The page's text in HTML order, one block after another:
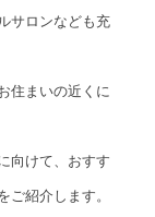
サロンなども充
住まいの近くに
向けて、おすす
ご紹介します。